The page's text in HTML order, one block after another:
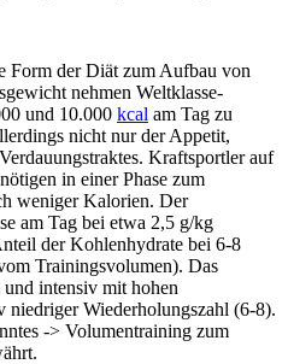
Form der Diät zum Aufbau von
nehmen Weltklasse-
und 10.000 kcal am Tag zu
nicht nur der Appetit,
Kraftsportler auf
in einer Phase zum
weniger Kalorien. Der
am Tag bei etwa 2,5 g/kg
der Kohlenhydrate bei 6-8
Trainingsvolumen). Das
intensiv mit hohen
niedriger Wiederholungszahl (6-8).
-> Volumentraining zum